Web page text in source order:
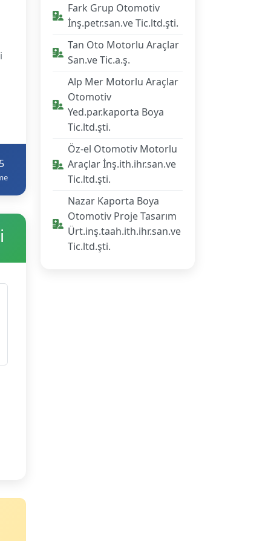
Fark Grup Otomotiv
İnş.petr.san.ve Tic.ltd.şti.
Tan Oto Motorlu Araçlar
San.ve Tic.a.ş.
Alp Mer Motorlu Araçlar
Otomotiv
Yed.par.kaporta Boya
Tic.ltd.şti.
Öz-el Otomotiv Motorlu
Araçlar İnş.ith.ihr.san.ve
Tic.ltd.şti.
Nazar Kaporta Boya
Otomotiv Proje Tasarım
Ürt.inş.taah.ith.ihr.san.ve
Tic.ltd.şti.